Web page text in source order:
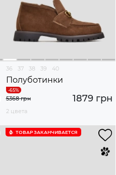
36 37 38 39 40
Полуботинки
1879 грн
5368 грн
2 цвета
ТОВАР ЗАКАНЧИВАЕТСЯ